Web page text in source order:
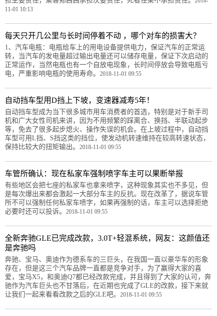
11-01 10:13
每天只开几公里与长时间停着不动 ，哪个对车的损害大？
1、汽车电瓶：电瓶给车上的用电设备提供电力，保证汽车的正常运
转，当汽车的发电量超过输出电量还可以储存电量，保证下次启动的
正常运作，当然电瓶也有一个自放电现象，长时间停放会导致电瓶亏
电，严重影响电瓶的使用寿命。 2018-11-01 09:55
自动挡车型用D挡上下坡，变速器减寿5年！
自动挡车型成为当下很多城市用车消费者的首选，特别是对于新手司
机和广大女性司机来讲，因为不用频繁的踩离合、换挡、半联动起步
等，免去了很多起步熄火、操作失误的机会。在上坡过程中，自动挡
车型可用L挡、S挡这类的挡位，使发动机转速维持在较高转速状态，
保持比较大的扭矩输出。 2018-11-01 09:55
车管所确认：现在私家车强制喷字车主可以果断举报
有些地区会把七座的私家车也拿来喷字，这种现象其实也不多见，但
是每次爆出来都会激起一大部分车主的反抗。现在改革了，据说车管
所不可以强制任何私家车喷字，如果再强制的话，车主可以选择拒绝
必要时还可以投诉。 2018-11-01 09:55
全新奔驰GLE已完成改款，3.0T+轻混系统，网友：这颜值还
是奔驰吗
奔驰、宝马、奥迪作为德系车的三巨头，在我国一直以豪华车的形象
存在，但是这三个汽车品牌一直都是竞争对手，为了赢得大家的喜
爱，宝马X5，和奥迪Q7都已经改款完成，并且得到了大家的认可，奔
驰作为汽车巨头也不甘落后，在近期也完成了GLE的改款，接下来就
让我们一起来看看改款之后的GLE吧。 2018-11-01 09:55